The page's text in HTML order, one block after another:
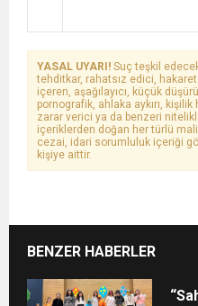
YASAL UYARI! Suç teşkil
tehditkar, rahatsız edici,
içeren, aşağılayıcı, küçük
pornografik, ahlaka aykırı, kişilik
zarar verici ya da benzeri
içeriklerden doğan her türlü
cezai, idari sorumluluk içeriği
kişiye aittir.
BENZER HABERLER